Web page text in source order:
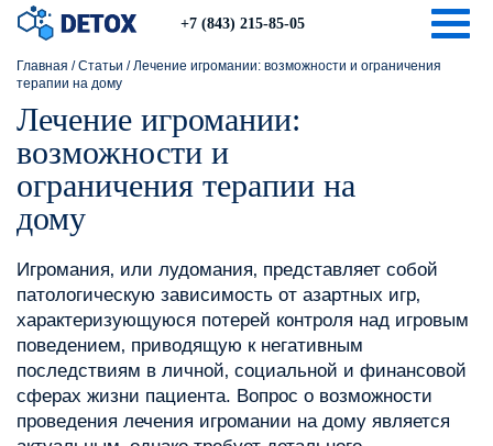
+7 (843) 215-85-05
Главная /Статьи /Лечение игромании: возможности и ограничения
терапии на дому
Лечение игромании:
возможности и
ограничения терапии на
дому
Игромания‚ или лудомания‚ представляет собой
патологическую зависимость от азартных игр‚
характеризующуюся потерей контроля над игровым
поведением‚ приводящую к негативным
последствиям в личной‚ социальной и финансовой
сферах жизни пациента. Вопрос о возможности
проведения лечения игромании на дому является